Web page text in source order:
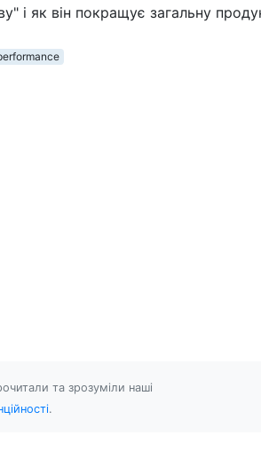
і як він покращує загальну
та зрозуміли наші
.